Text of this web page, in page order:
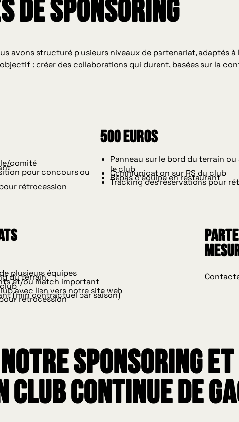
de sponsoring
avons structuré plusieurs niveaux de partenariat, adaptés à
: créer des collaborations qui durent, basées sur la
comité
pour concours ou
rétrocession
500 Euros
Panneau sur le bord du terrain
le club
Communication sur RS du club
Repas d'équipe en restaurant
Tracking des réservations pour
plusieurs équipes
du terrain
et/ou match important
avec lien vers notre site web
(min contractuel par saison)
retrocession
sponsoring et
club continue de